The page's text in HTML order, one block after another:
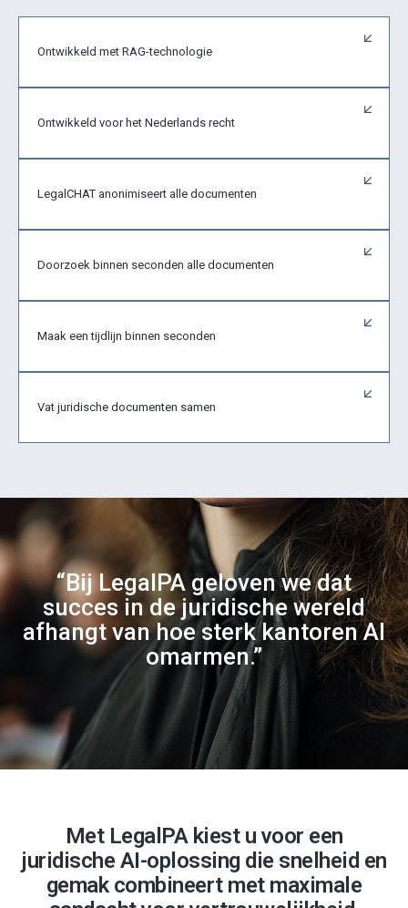
Ontwikkeld met RAG-technologie
Ontwikkeld voor het Nederlands recht
LegalCHAT anonimiseert alle documenten
Doorzoek binnen seconden alle documenten
Maak een tijdlijn binnen seconden
Vat juridische documenten samen
“Bij LegalPA geloven we dat
succes in de juridische wereld
afhangt van hoe sterk kantoren AI
omarmen.”
Met LegalPA kiest u voor een
juridische AI-oplossing die snelheid en
gemak combineert met maximale